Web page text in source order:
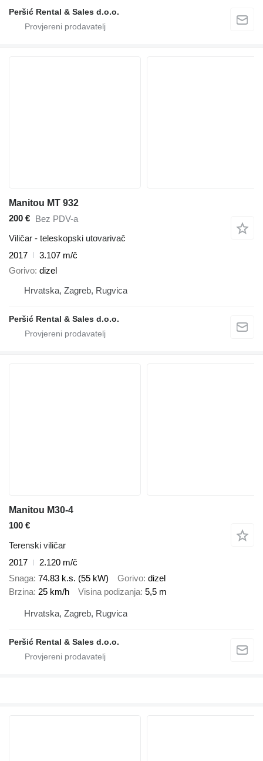
Peršić Rental & Sales d.o.o.
Manitou MT 932
200 € Bez PDV-a
Viličar - teleskopski utovarivač
2017
3.107 m/č
Gorivo dizel
Hrvatska, Zagreb, Rugvica
Peršić Rental & Sales d.o.o.
Manitou M30-4
100 €
Terenski viličar
2017
2.120 m/č
Snaga 74.83 k.s. (55 kW) Gorivo dizel
Brzina 25 km/h Visina podizanja 5,5 m
Hrvatska, Zagreb, Rugvica
Peršić Rental & Sales d.o.o.